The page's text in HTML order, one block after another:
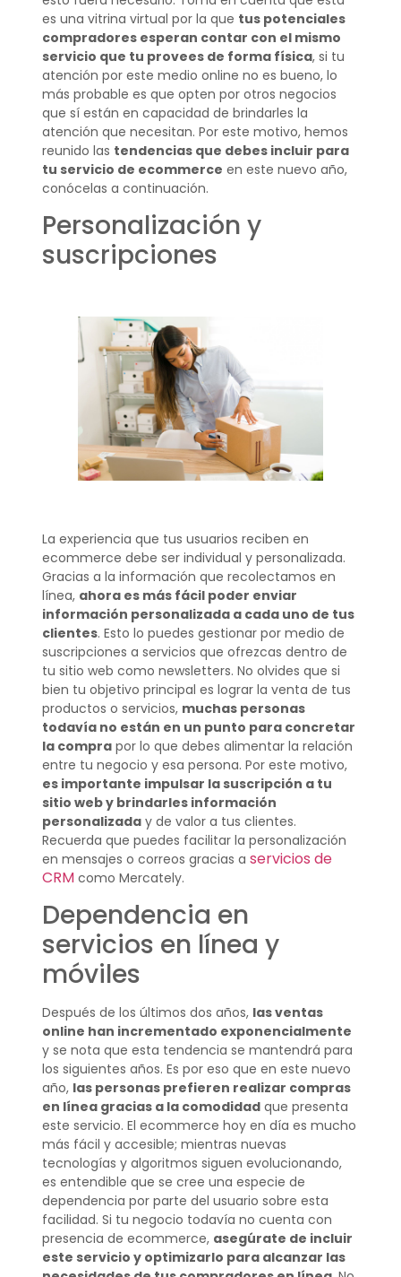
es una vitrina virtual por la que tus potenciales
compradores esperan contar con el mismo
servicio que tu provees de forma física, si tu
atención por este medio online no es bueno, lo
más probable es que opten por otros negocios
que sí están en capacidad de brindarles la
atención que necesitan. Por este motivo, hemos
reunido las tendencias que debes incluir para
tu servicio de ecommerce en este nuevo año,
conócelas a continuación.
Personalización y
suscripciones
La experiencia que tus usuarios reciben en
ecommerce debe ser individual y personalizada.
Gracias a la información que recolectamos en
línea, ahora es más fácil poder enviar
información personalizada a cada uno de tus
clientes. Esto lo puedes gestionar por medio de
suscripciones a servicios que ofrezcas dentro de
tu sitio web como newsletters. No olvides que si
bien tu objetivo principal es lograr la venta de tus
productos o servicios, muchas personas
todavía no están en un punto para concretar
la comprapor lo que debes alimentar la relación
entre tu negocio y esa persona. Por este motivo,
es importante impulsar la suscripción a tu
sitio web y brindarles información
personalizaday de valor a tus clientes.
Recuerda que puedes facilitar la personalización
en mensajes o correos gracias a servicios de
CRMcomo Mercately.
Dependencia en
servicios en línea y
móviles
Después de los últimos dos años, las ventas
online han incrementado exponencialmente
y se nota que esta tendencia se mantendrá para
los siguientes años. Es por eso que en este nuevo
año, las personas prefieren realizar compras
en línea gracias a la comodidadque presenta
este servicio. El ecommerce hoy en día es mucho
más fácil y accesible; mientras nuevas
tecnologías y algoritmos siguen evolucionando,
es entendible que se cree una especie de
dependencia por parte del usuario sobre esta
facilidad. Si tu negocio todavía no cuenta con
presencia de ecommerce, asegúrate de incluir
este servicio y optimizarlo para alcanzar las